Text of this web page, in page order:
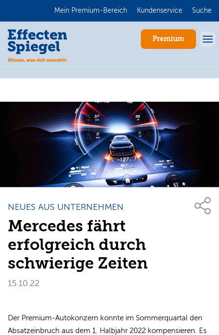
Mein Premium-Bereich Kundenservice Suche
Premium
NEUES AUS UNTERNEHMEN
Mercedes fährt
erfolgreich durch
schwierige Zeiten
15.10.22
Der Premium-Autokonzern konnte im Sommerquartal den
Absatzeinbruch aus dem 1. Halbjahr 2022 kompensieren. Es
Anmelden